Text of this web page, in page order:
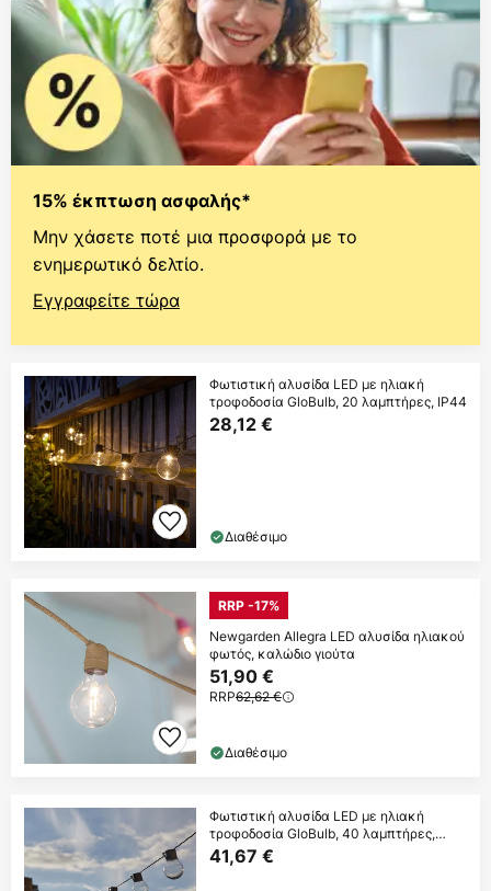
15% έκπτωση ασφαλής*
Μην χάσετε ποτέ μια προσφορά με το
ενημερωτικό δελτίο.
Εγγραφείτε τώρα
Φωτιστική αλυσίδα LED με ηλιακή
τροφοδοσία GloBulb, 20 λαμπτήρες, IP44
28,12 €
Διαθέσιμο
RRP -17%
Newgarden Allegra LED αλυσίδα ηλιακού
φωτός, καλώδιο γιούτα
51,90 €
RRP62,62 €
Διαθέσιμο
Φωτιστική αλυσίδα LED με ηλιακή
τροφοδοσία GloBulb, 40 λαμπτήρες,
IP44
41,67 €